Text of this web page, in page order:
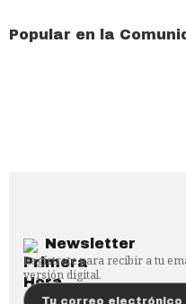
Popular en la
Newsletter
Regístrate para recibir a tu
versión digital.